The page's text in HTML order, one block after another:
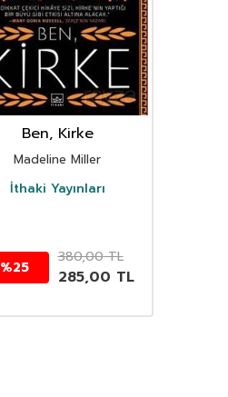
Ben, Kirke
Madeline Miller
İthaki Yayınları
%25
380,00TL
285,00 TL